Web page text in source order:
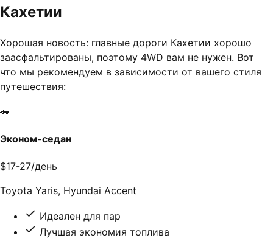
Кахетии
Хорошая новость: главные дороги Кахетии хорошо
заасфальтированы, поэтому 4WD вам не нужен. Вот
что мы рекомендуем в зависимости от вашего стиля
путешествия:
🚗
Эконом-седан
$17-27/день
Toyota Yaris, Hyundai Accent
Идеален для пар
Лучшая экономия топлива